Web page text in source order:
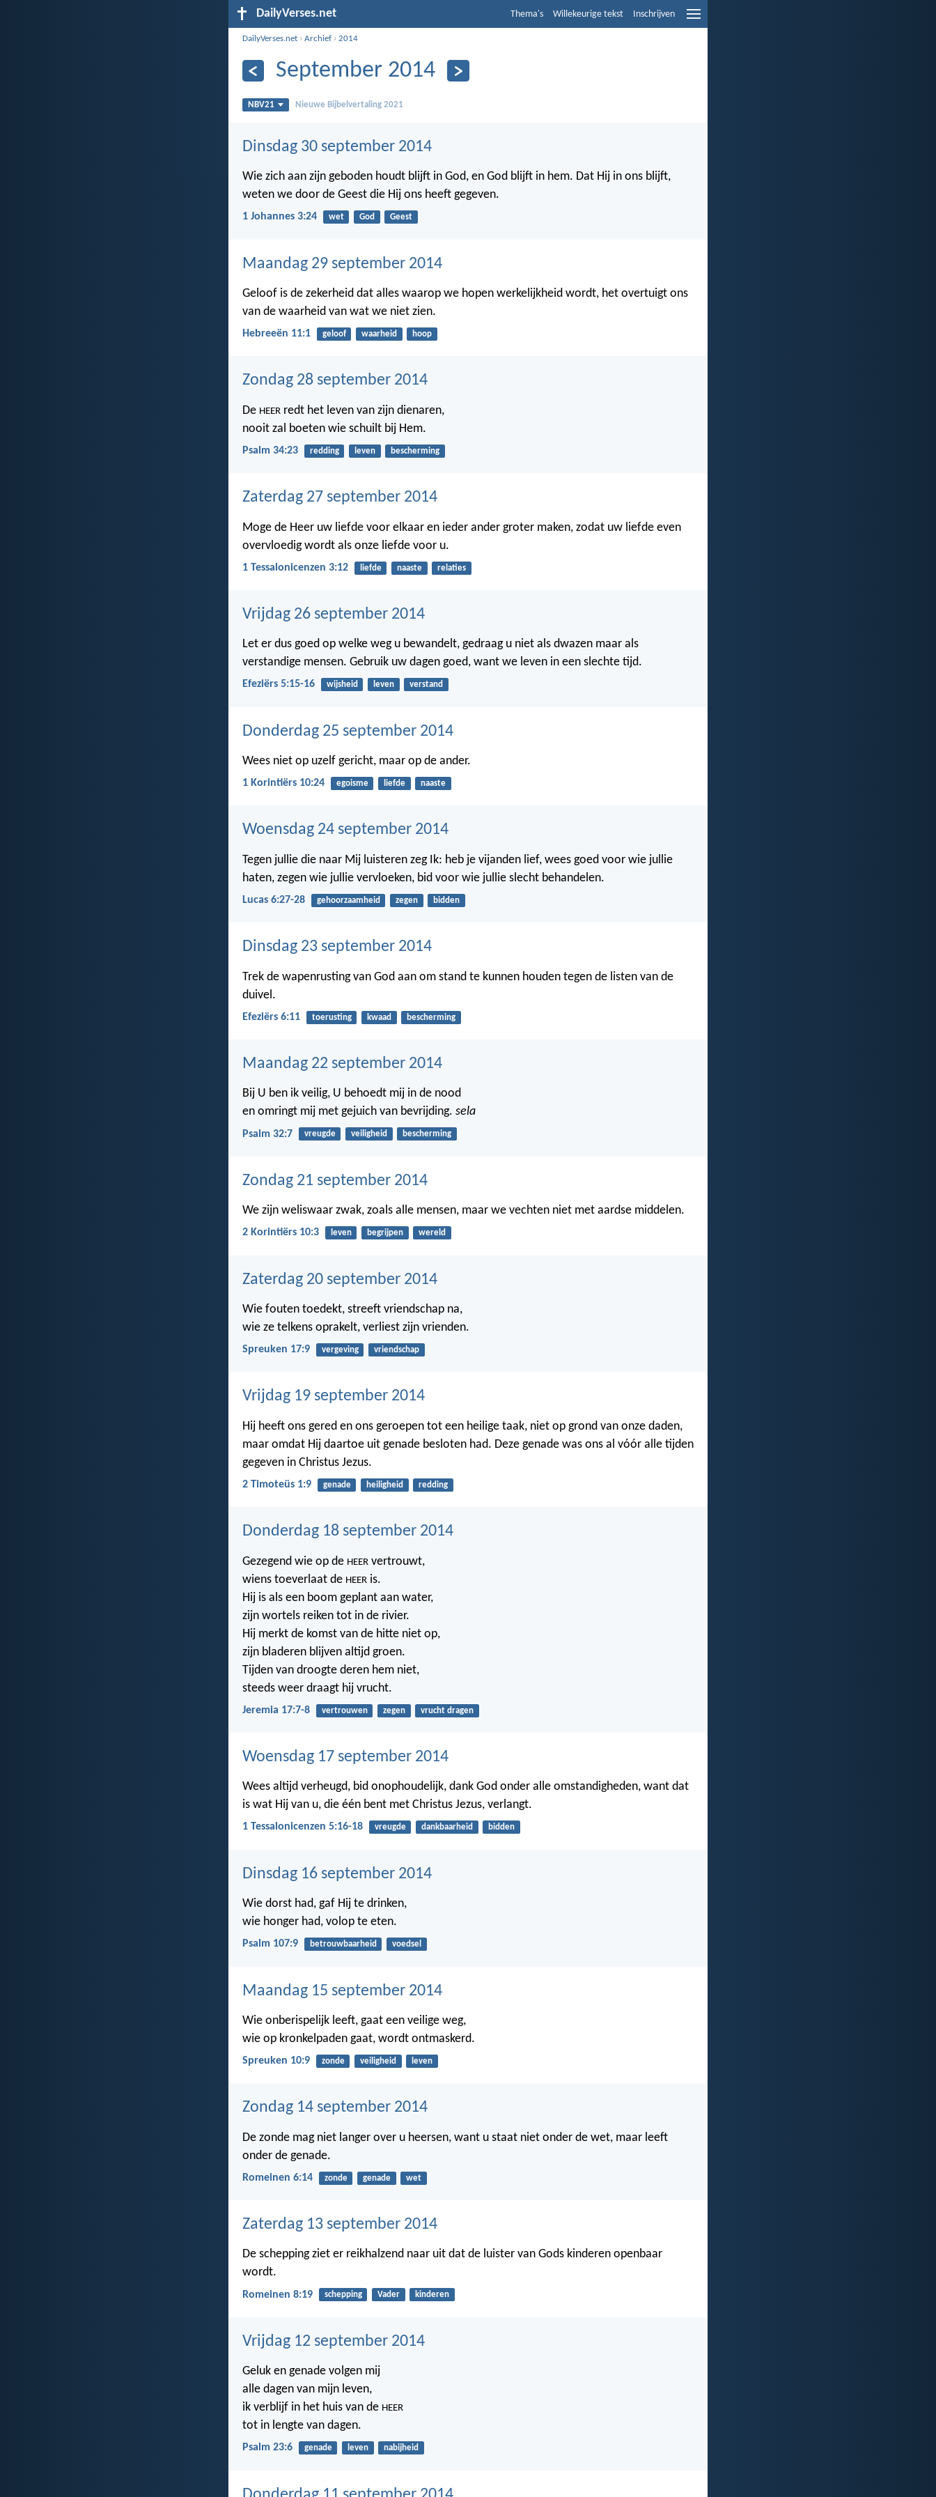
DailyVerses.net Thema's Willekeurige tekst Inschrijven
DailyVerses.net ›Archief ›2014
September 2014
NBV21 Nieuwe Bijbelvertaling 2021
Dinsdag 30 september 2014
Wie zich aan zijn geboden houdt blijft in God, en God blijft in hem. Dat Hij in ons blijft,
weten we door de Geest die Hij ons heeft gegeven.
1 Johannes 3:24 wet God Geest
Maandag 29 september 2014
Geloof is de zekerheid dat alles waarop we hopen werkelijkheid wordt, het overtuigt ons
van de waarheid van wat we niet zien.
Hebreeën 11:1 geloof waarheid hoop
Zondag 28 september 2014
De HEER redt het leven van zijn dienaren,
nooit zal boeten wie schuilt bij Hem.
Psalm 34:23 redding leven bescherming
Zaterdag 27 september 2014
Moge de Heer uw liefde voor elkaar en ieder ander groter maken, zodat uw liefde even
overvloedig wordt als onze liefde voor u.
1 Tessalonicenzen 3:12 liefde naaste relaties
Vrijdag 26 september 2014
Let er dus goed op welke weg u bewandelt, gedraag u niet als dwazen maar als
verstandige mensen. Gebruik uw dagen goed, want we leven in een slechte tijd.
Efeziërs 5:15-16 wijsheid leven verstand
Donderdag 25 september 2014
Wees niet op uzelf gericht, maar op de ander.
1 Korintiërs 10:24 egoisme liefde naaste
Woensdag 24 september 2014
Tegen jullie die naar Mij luisteren zeg Ik: heb je vijanden lief, wees goed voor wie jullie
haten, zegen wie jullie vervloeken, bid voor wie jullie slecht behandelen.
Lucas 6:27-28 gehoorzaamheid zegen bidden
Dinsdag 23 september 2014
Trek de wapenrusting van God aan om stand te kunnen houden tegen de listen van de
duivel.
Efeziërs 6:11 toerusting kwaad bescherming
Maandag 22 september 2014
Bij U ben ik veilig, U behoedt mij in de nood
en omringt mij met gejuich van bevrijding. sela
Psalm 32:7 vreugde veiligheid bescherming
Zondag 21 september 2014
We zijn weliswaar zwak, zoals alle mensen, maar we vechten niet met aardse middelen.
2 Korintiërs 10:3 leven begrijpen wereld
Zaterdag 20 september 2014
Wie fouten toedekt, streeft vriendschap na,
wie ze telkens oprakelt, verliest zijn vrienden.
Spreuken 17:9 vergeving vriendschap
Vrijdag 19 september 2014
Hij heeft ons gered en ons geroepen tot een heilige taak, niet op grond van onze daden,
maar omdat Hij daartoe uit genade besloten had. Deze genade was ons al vóór alle tijden
gegeven in Christus Jezus.
2 Timoteüs 1:9 genade heiligheid redding
Donderdag 18 september 2014
Gezegend wie op de HEER vertrouwt,
wiens toeverlaat de HEER is.
Hij is als een boom geplant aan water,
zijn wortels reiken tot in de rivier.
Hij merkt de komst van de hitte niet op,
zijn bladeren blijven altijd groen.
Tijden van droogte deren hem niet,
steeds weer draagt hij vrucht.
Jeremia 17:7-8 vertrouwen zegen vrucht dragen
Woensdag 17 september 2014
Wees altijd verheugd, bid onophoudelijk, dank God onder alle omstandigheden, want dat
is wat Hij van u, die één bent met Christus Jezus, verlangt.
1 Tessalonicenzen 5:16-18 vreugde dankbaarheid bidden
Dinsdag 16 september 2014
Wie dorst had, gaf Hij te drinken,
wie honger had, volop te eten.
Psalm 107:9 betrouwbaarheid voedsel
Maandag 15 september 2014
Wie onberispelijk leeft, gaat een veilige weg,
wie op kronkelpaden gaat, wordt ontmaskerd.
Spreuken 10:9 zonde veiligheid leven
Zondag 14 september 2014
De zonde mag niet langer over u heersen, want u staat niet onder de wet, maar leeft
onder de genade.
Romeinen 6:14 zonde genade wet
Zaterdag 13 september 2014
De schepping ziet er reikhalzend naar uit dat de luister van Gods kinderen openbaar
wordt.
Romeinen 8:19 schepping Vader kinderen
Vrijdag 12 september 2014
Geluk en genade volgen mij
alle dagen van mijn leven,
ik verblijf in het huis van de HEER
tot in lengte van dagen.
Psalm 23:6 genade leven nabijheid